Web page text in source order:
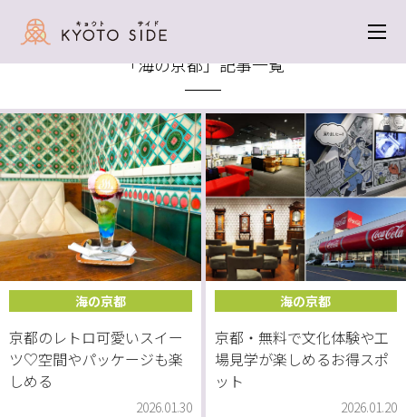
「海の京都」記事一覧
海の京都
京都のレトロ可愛いスイー
ツ♡空間やパッケージも楽
しめる
2026.01.30
海の京都
京都・無料で文化体験や工
場見学が楽しめるお得スポ
ット
2026.01.20